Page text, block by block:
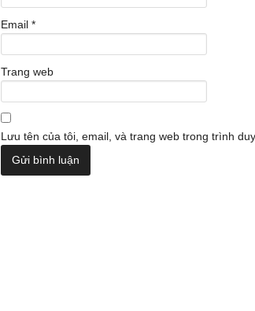
Email *
Trang web
Lưu tên của tôi, email, và trang web trong trình